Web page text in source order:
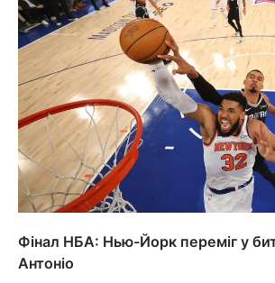
Фінал НБА: Нью-Йорк переміг у
Антоніо